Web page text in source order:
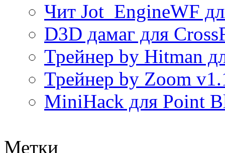
Чит Jot_EngineWF
D3D дамаг для
Трейнер by Hitman
Трейнер by Zoom
MiniHack для Point
Метки